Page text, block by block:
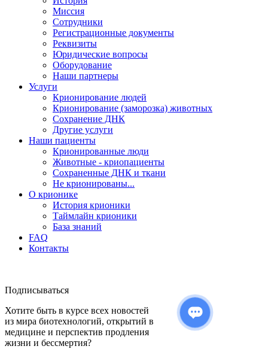
Миссия
Сотрудники
Регистрационные документы
Реквизиты
Юридические вопросы
Оборудование
Наши партнеры
Услуги
Крионирование людей
Крионирование (заморозка) животных
Сохранение ДНК
Другие услуги
Наши пациенты
Крионированные люди
Животные - криопациенты
Сохраненные ДНК и ткани
Не крионированы...
О крионике
История крионики
Таймлайн крионики
База знаний
FAQ
Контакты
Подписываться
Хотите быть в курсе всех новостей
из мира биотехнологий, открытий в
медицине и перспектив продления
жизни и бессмертия?